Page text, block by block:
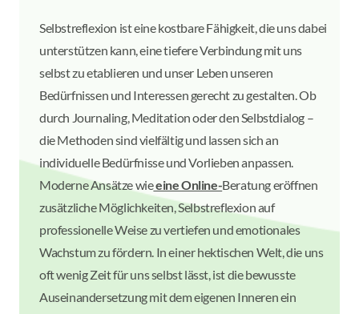
Selbstreflexion ist eine kostbare Fähigkeit, die uns dabei
unterstützen kann, eine tiefere Verbindung mit uns
selbst zu etablieren und unser Leben unseren
Bedürfnissen und Interessen gerecht zu gestalten. Ob
durch Journaling, Meditation oder den Selbstdialog –
die Methoden sind vielfältig und lassen sich an
individuelle Bedürfnisse und Vorlieben anpassen.
Moderne Ansätze wieeine Online-Beratung eröffnen
zusätzliche Möglichkeiten, Selbstreflexion auf
professionelle Weise zu vertiefen und emotionales
Wachstum zu fördern. In einer hektischen Welt, die uns
oft wenig Zeit für uns selbst lässt, ist die bewusste
Auseinandersetzung mit dem eigenen Inneren ein